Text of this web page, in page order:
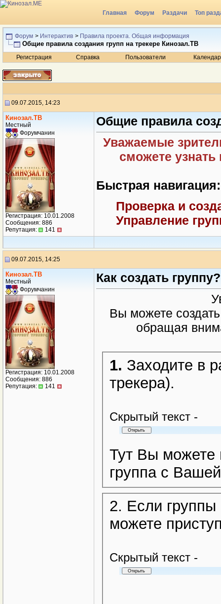
Главная Форум Раздачи Топ
Радио
Форум > Интерактив > Правила проекта. Общая информация
Общие правила создания групп на трекере Кинозал.ТВ
Регистрация Справка Пользователи
09.07.2015, 14:23
Кинозал.ТВ
Местный
Форумчанин
Регистрация: 10.01.2008
Сообщения: 886
Репутация:
141
Общие правила
Уважаемые
сможете узнать
Быстрая навигация:
Проверка и
Управление
09.07.2015, 14:25
Кинозал.ТВ
Местный
Форумчанин
Регистрация: 10.01.2008
Сообщения: 886
Репутация:
141
Как создать группу?
Вы можете
обращая
1. Заходите в
трекера).
Cкрытый текст -
Тут Вы можете
группа с
2. Если
можете
Cкрытый текст -